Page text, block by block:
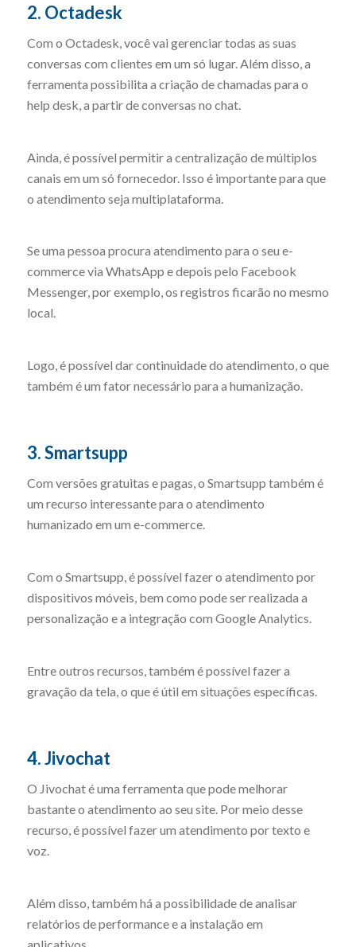
2. Octadesk
Com o Octadesk, você vai gerenciar todas as suas
conversas com clientes em um só lugar. Além disso, a
ferramenta possibilita a criação de chamadas para o
help desk, a partir de conversas no chat.
Ainda, é possível permitir a centralização de múltiplos
canais em um só fornecedor. Isso é importante para que
o atendimento seja multiplataforma.
Se uma pessoa procura atendimento para o seu e-
commerce via WhatsApp e depois pelo Facebook
Messenger, por exemplo, os registros ficarão no mesmo
local.
Logo, é possível dar continuidade do atendimento, o que
também é um fator necessário para a humanização.
3. Smartsupp
Com versões gratuitas e pagas, o Smartsupp também é
um recurso interessante para o atendimento
humanizado em um e-commerce.
Com o Smartsupp, é possível fazer o atendimento por
dispositivos móveis, bem como pode ser realizada a
personalização e a integração com Google Analytics.
Entre outros recursos, também é possível fazer a
gravação da tela, o que é útil em situações específicas.
4. Jivochat
O Jivochat é uma ferramenta que pode melhorar
bastante o atendimento ao seu site. Por meio desse
recurso, é possível fazer um atendimento por texto e
voz.
Além disso, também há a possibilidade de analisar
relatórios de performance e a instalação em